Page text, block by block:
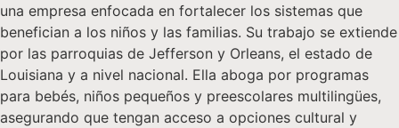
una empresa enfocada en fortalecer los sistemas que
benefician a los niños y las familias. Su trabajo se extiende
por las parroquias de Jefferson y Orleans, el estado de
Louisiana y a nivel nacional. Ella aboga por programas
para bebés, niños pequeños y preescolares multilingües,
asegurando que tengan acceso a opciones cultural y